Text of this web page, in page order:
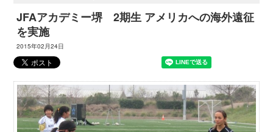
JFAアカデミー堺 2期生 アメリカへの海外遠征
を実施
2015年02月24日